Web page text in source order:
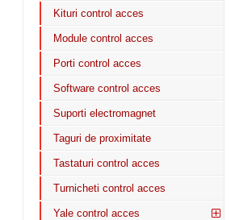
Kituri control acces
Module control acces
Porti control acces
Software control acces
Suporti electromagnet
Taguri de proximitate
Tastaturi control acces
Turnicheti control acces
Yale control acces